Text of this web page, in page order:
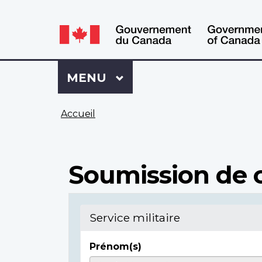
Language
switcher
Language
switcher
Se
connecter
à
Dossier
Menu
MENU PRINCIPAL
Accueil
Soumission de
Service militaire
Prénom(s)